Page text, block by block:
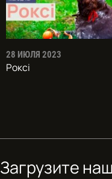
28 ИЮЛЯ 2023
Роксi
Загрузите